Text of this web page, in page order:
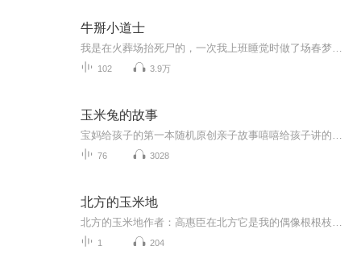
牛掰小道士
102 3.9万
玉米兔的故事
76 3028
北方的玉米地
1 204